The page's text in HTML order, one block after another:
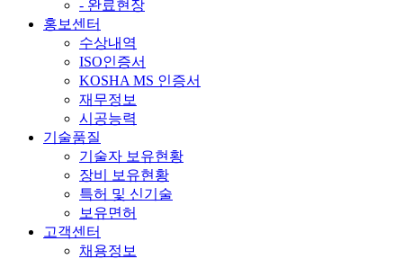
- 완료현장
홍보센터
수상내역
ISO인증서
KOSHA MS 인증서
재무정보
시공능력
기술품질
기술자 보유현황
장비 보유현황
특허 및 신기술
보유면허
고객센터
채용정보